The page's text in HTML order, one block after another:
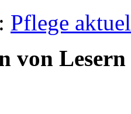
Pflege
von